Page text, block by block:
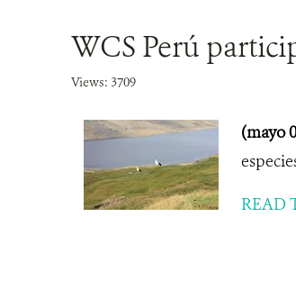
WCS Perú
Views: 3709
(mayo
READ